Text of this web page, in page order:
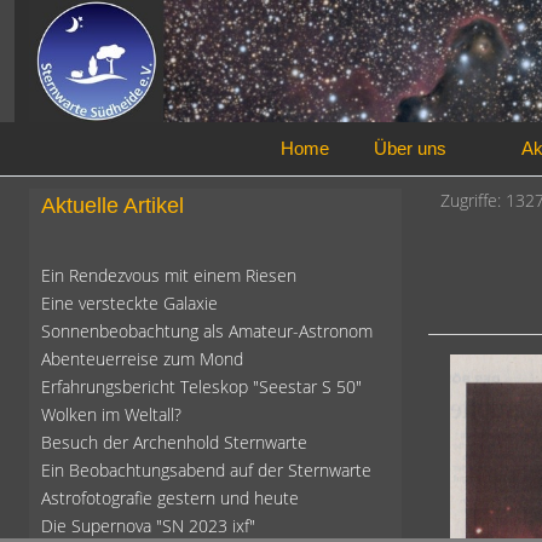
Home Über uns
Aktuelle Artikel
Ein Rendezvous mit einem Riesen
Eine versteckte Galaxie
Sonnenbeobachtung als Amateur-Astronom
Abenteuerreise zum Mond
Erfahrungsbericht Teleskop "Seestar S 50"
Wolken im Weltall?
Besuch der Archenhold Sternwarte
Ein Beobachtungsabend auf der Sternwarte
Astrofotografie gestern und heute
Die Supernova "SN 2023 ixf"
Zugriffe: 1327